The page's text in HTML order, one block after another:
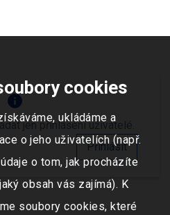
info
jen přihlášení uživatelé.
Přihlásit
cookies
ukládáme a
o jeho uživatelích (např.
o tom, jak procházíte
obsah vás zajímá). K
soubory cookies, které